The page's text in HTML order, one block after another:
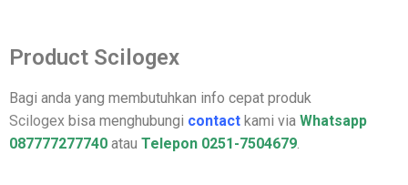
Product Scilogex
Bagi anda yang membutuhkan info cepat produk
Scilogex bisa menghubungi contact kami via Whatsapp
087777277740 atau Telepon 0251-7504679.